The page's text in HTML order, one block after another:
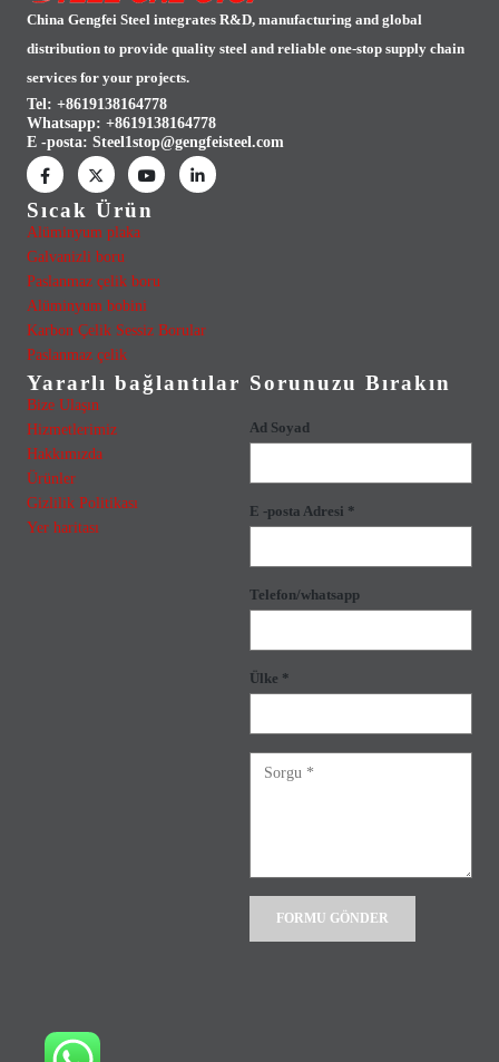
China Gengfei Steel integrates R&D, manufacturing and global
distribution to provide quality steel and reliable one-stop supply chain
services for your projects.
Tel: +8619138164778
Whatsapp: +8619138164778
E -posta: Steel1stop@gengfeisteel.com
Sıcak Ürün
Alüminyum plaka
Galvanizli boru
Paslanmaz çelik boru
Alüminyum bobini
Karbon Çelik Sessiz Borular
Paslanmaz çelik
Yararlı bağlantılar
Bize Ulaşın
Hizmetlerimiz
Hakkımızda
Ürünler
Gizlilik Politikası
Yer haritası
Sorunuzu Bırakın
Ad Soyad
E -posta Adresi *
Telefon/whatsapp
Ülke *